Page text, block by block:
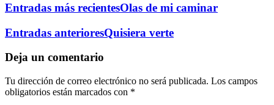
Entradas más recientesOlas de mi caminar
Entradas anterioresQuisiera verte
Deja un comentario
Tu dirección de correo electrónico no será publicada. Los campos
obligatorios están marcados con *